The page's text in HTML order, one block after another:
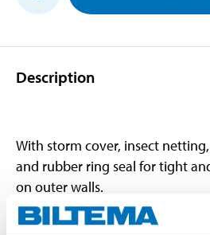
Description
With storm cover, insect
and rubber ring seal for tight
on outer walls.